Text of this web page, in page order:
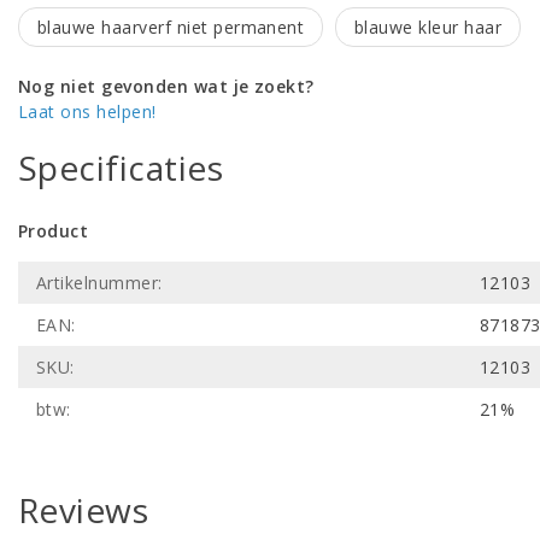
blauwe haarverf niet permanent
blauwe kleur haar
Nog niet gevonden wat je zoekt?
Laat ons helpen!
Specificaties
Product
Artikelnummer:
12103
EAN:
SKU:
12103
btw:
21%
Reviews